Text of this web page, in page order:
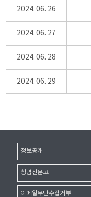
2024. 06. 26
2024. 06. 27
2024. 06. 28
2024. 06. 29
정보공개
청렴신문고
이메일무단수집거부